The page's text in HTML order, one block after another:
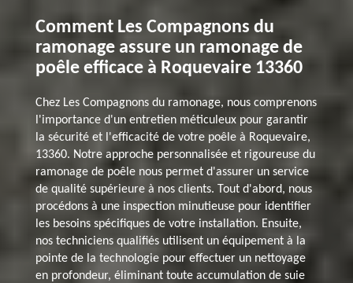
Comment Les Compagnons du
ramonage assure un ramonage de
poêle efficace à Roquevaire 13360
Chez Les Compagnons du ramonage, nous comprenons
l'importance d'un entretien méticuleux pour garantir
la sécurité et l'efficacité de votre poêle à Roquevaire,
13360. Notre approche personnalisée et rigoureuse du
ramonage de poêle nous permet d'assurer un service
de qualité supérieure à nos clients. Tout d'abord, nous
procédons à une inspection minutieuse pour identifier
les besoins spécifiques de votre installation. Ensuite,
nos techniciens qualifiés utilisent un équipement à la
pointe de la technologie pour effectuer un nettoyage
en profondeur, éliminant toute accumulation de suie